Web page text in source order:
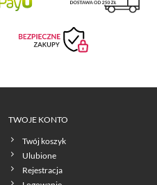
TWOJE KONTO
Twój koszyk
Ulubione
Rejestracja